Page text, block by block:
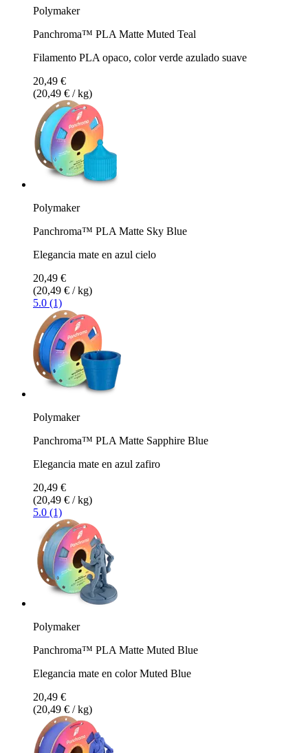
Polymaker
Panchroma™ PLA Matte Muted Teal
Filamento PLA opaco, color verde azulado suave
20,49 €
(20,49 € / kg)
Polymaker
Panchroma™ PLA Matte Sky Blue
Elegancia mate en azul cielo
20,49 €
(20,49 € / kg)
5.0 (1)
Polymaker
Panchroma™ PLA Matte Sapphire Blue
Elegancia mate en azul zafiro
20,49 €
(20,49 € / kg)
5.0 (1)
Polymaker
Panchroma™ PLA Matte Muted Blue
Elegancia mate en color Muted Blue
20,49 €
(20,49 € / kg)